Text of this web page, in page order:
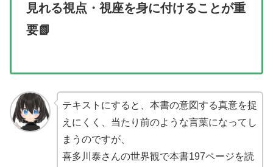
見れる視点・視座を身に付けることが重
要📗
テキストにすると、本書の意図する真意を捉
えにくく、当たり前のような言葉になってし
まうのですが、
喜多川泰さんの世界観で本書197ページを読